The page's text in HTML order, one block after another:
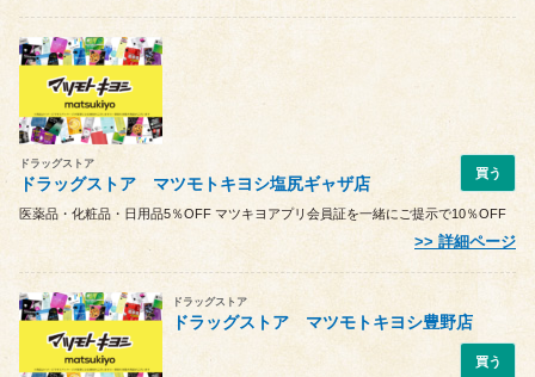
ドラッグストア
ドラッグストア マツモトキヨシ塩尻ギャザ店
買う
医薬品・化粧品・日用品5％OFF マツキヨアプリ会員証を一緒にご提示で10％OFF
詳細ページ
ドラッグストア
ドラッグストア マツモトキヨシ豊野店
買う